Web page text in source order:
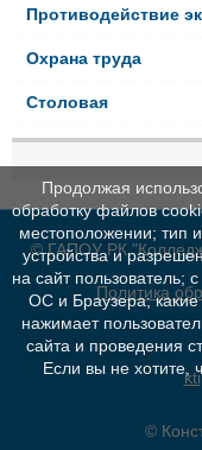
Противодействие
Охрана труда
Столовая
© ГАПОУ РК "Колледж
Политика
©
Продолжая
обработку файлов
местоположении; тип
устройства и
на сайт пользователь;
ОС и Браузера; какие
нажимает
сайта и проведения
Если вы не хотите,